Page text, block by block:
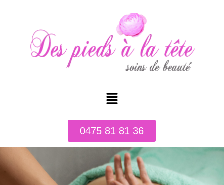
0475 81 81 36